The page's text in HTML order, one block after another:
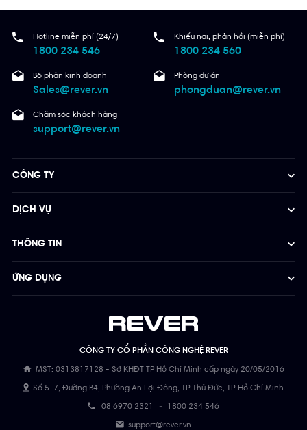
Hotline miễn phí (24/7)
1800 234 546
Khiếu nại, phản hồi (miễn phí)
1800 234 560
Bộ phận kinh doanh
Sales@rever.vn
Phòng dự án
phongduan@rever.vn
Chăm sóc khách hàng
support@rever.vn
CÔNG TY CỔ PHẦN CÔNG NGHỆ REVER
MST: 0313817128 - Sở KHĐT TP Hồ Chí Minh cấp ngày 20/05/2016
Số 5-7, Đường B4, Phường An Lợi Đông, TP. Thủ Đức, TP. Hồ Chí Minh
08 6970 2321 - 1800 234 546
support@rever.vn
CÔNG TY
DỊCH VỤ
THÔNG TIN
ỨNG DỤNG